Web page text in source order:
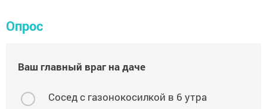
Опрос
Ваш главный враг на даче
Сосед с газонокосилкой в 6 утра